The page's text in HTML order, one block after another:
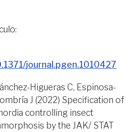
journal.pgen.1010427
Higueras C, Espinosa-
J (2022) Specification of
controlling insect
by the JAK/ STAT